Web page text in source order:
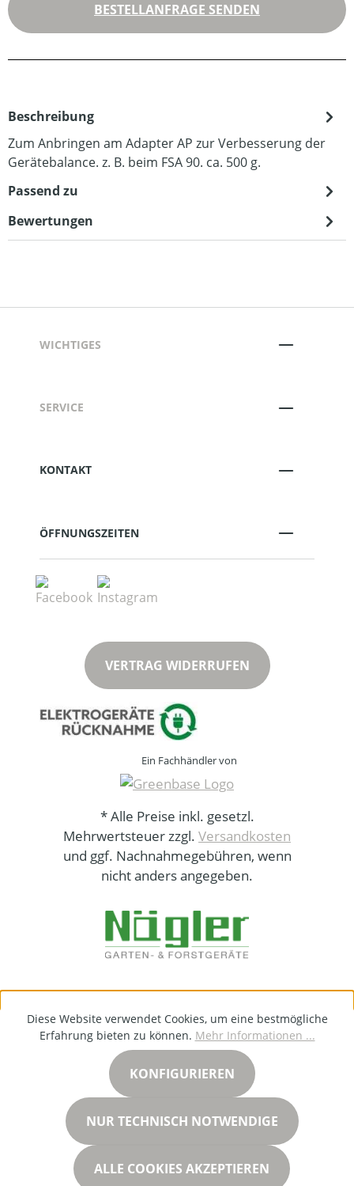
BESTELLANFRAGE SENDEN
Beschreibung
Zum Anbringen am Adapter AP zur Verbesserung der
Gerätebalance. z. B. beim FSA 90. ca. 500 g.
Passend zu
Bewertungen
WICHTIGES
SERVICE
KONTAKT
ÖFFNUNGSZEITEN
VERTRAG WIDERRUFEN
Ein Fachhändler von
* Alle Preise inkl. gesetzl.
Mehrwertsteuer zzgl. Versandkosten
und ggf. Nachnahmegebühren, wenn
nicht anders angegeben.
Diese Website verwendet Cookies, um eine bestmögliche
Erfahrung bieten zu können. Mehr Informationen ...
NUR TECHNISCH NOTWENDIGE
KONFIGURIEREN
ALLE COOKIES AKZEPTIEREN